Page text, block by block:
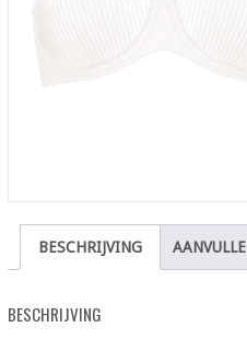
BESCHRIJVING
BESCHRIJVING